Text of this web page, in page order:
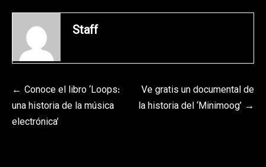
Staff
Navegación
de
Conoce el libro ‘Loops:
una historia de la música
electrónica’
Ve gratis un documental de
la historia del ‘Minimoog’